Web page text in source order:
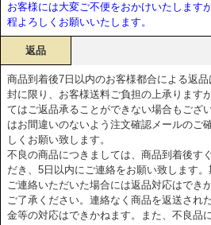
お客様には大変ご不便をおかけいたします
程よろしくお願いいたします。
返品
商品到着後7日以内のお客様都合による返品
封に限り、お客様送料ご負担の上承ります
てはご返品承ることができない場合もござ
はお間違いのないよう注文確認メールのご
しくお願い致します。
不良の商品につきましては、商品到着後す
だき、5日以内にご連絡をお願い致します
ご連絡いただいた場合には返品対応はでき
ご了承ください。連絡なく商品を返送され
金等の対応はできかねます。また、不良品